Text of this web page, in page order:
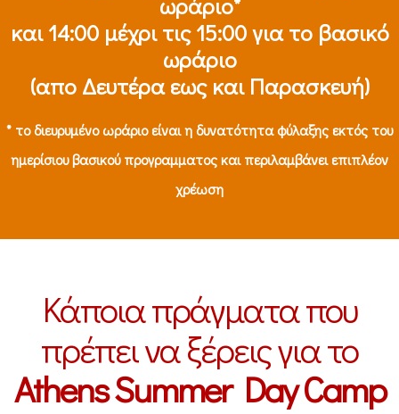
ωράριο*
και 14:00 μέχρι τις 15:00 για το βασικό
ωράριο
(απο Δευτέρα εως και Παρασκευή)
* το διευρυμένο ωράριο είναι η δυνατότητα φύλαξης εκτός του
ημερίσιου βασικού προγραμματος και περιλαμβάνει επιπλέον
χρέωση
Κάποια πράγματα που
πρέπει να ξέρεις για το
Athens Summer Day Camp